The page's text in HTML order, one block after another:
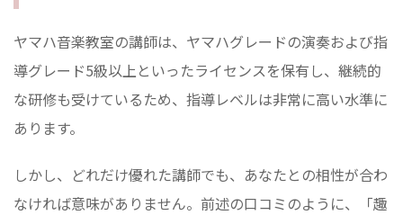
ヤマハ音楽教室の講師は、ヤマハグレードの演奏および指
導グレード5級以上といったライセンスを保有し、継続的
な研修も受けているため、指導レベルは非常に高い水準に
あります。
しかし、どれだけ優れた講師でも、あなたとの相性が合わ
なければ意味がありません。前述の口コミのように、「趣